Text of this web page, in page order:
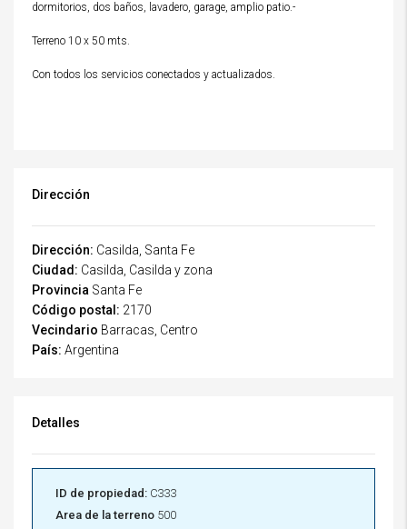
dormitorios, dos baños, lavadero, garage, amplio patio.-
Terreno 10 x 50 mts.
Con todos los servicios conectados y actualizados.
Dirección
Dirección: Casilda, Santa Fe
Ciudad: Casilda, Casilda y zona
Provincia Santa Fe
Código postal: 2170
Vecindario Barracas, Centro
País: Argentina
Detalles
ID de propiedad: C333
Area de la terreno 500